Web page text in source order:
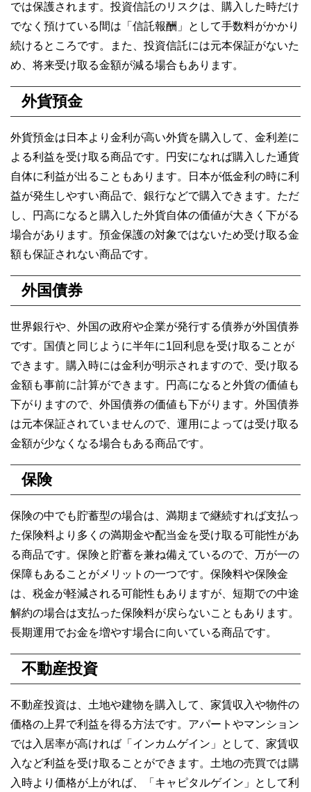
では保護されます。投資信託のリスクは、購入した時だけ
でなく預けている間は「信託報酬」として手数料がかかり
続けるところです。また、投資信託には元本保証がないた
め、将来受け取る金額が減る場合もあります。
外貨預金
外貨預金は日本より金利が高い外貨を購入して、金利差に
よる利益を受け取る商品です。円安になれば購入した通貨
自体に利益が出ることもあります。日本が低金利の時に利
益が発生しやすい商品で、銀行などで購入できます。ただ
し、円高になると購入した外貨自体の価値が大きく下がる
場合があります。預金保護の対象ではないため受け取る金
額も保証されない商品です。
外国債券
世界銀行や、外国の政府や企業が発行する債券が外国債券
です。国債と同じように半年に1回利息を受け取ることが
できます。購入時には金利が明示されますので、受け取る
金額も事前に計算ができます。円高になると外貨の価値も
下がりますので、外国債券の価値も下がります。外国債券
は元本保証されていませんので、運用によっては受け取る
金額が少なくなる場合もある商品です。
保険
保険の中でも貯蓄型の場合は、満期まで継続すれば支払っ
た保険料より多くの満期金や配当金を受け取る可能性があ
る商品です。保険と貯蓄を兼ね備えているので、万が一の
保障もあることがメリットの一つです。保険料や保険金
は、税金が軽減される可能性もありますが、短期での中途
解約の場合は支払った保険料が戻らないこともあります。
長期運用でお金を増やす場合に向いている商品です。
不動産投資
不動産投資は、土地や建物を購入して、家賃収入や物件の
価格の上昇で利益を得る方法です。アパートやマンション
では入居率が高ければ「インカムゲイン」として、家賃収
入など利益を受け取ることができます。土地の売買では購
入時より価格が上がれば、「キャピタルゲイン」として利